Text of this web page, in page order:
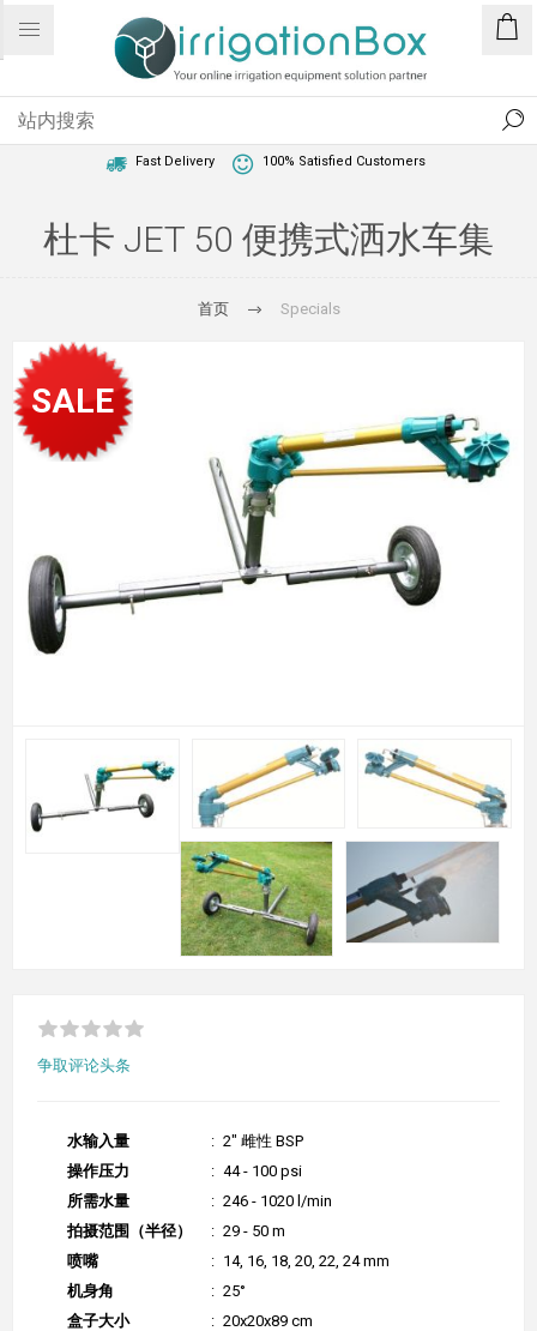
Fast Delivery 100% Satisfied Customers
杜卡 JET 50 便携式洒水车集
首页 Specials
SALE
争取评论头条
水输入量 : 2" 雌性 BSP
操作压力
: 44 - 100 psi
所需水量
: 246 - 1020 l/min
拍摄范围（半径）
: 29 - 50 m
喷嘴
: 14, 16, 18, 20, 22, 24 mm
机身角
: 25°
盒子大小
: 20x20x89 cm